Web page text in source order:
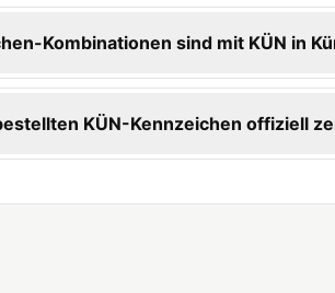
Kombinationen sind mit KÜN in
KÜN-Kennzeichen offiziell